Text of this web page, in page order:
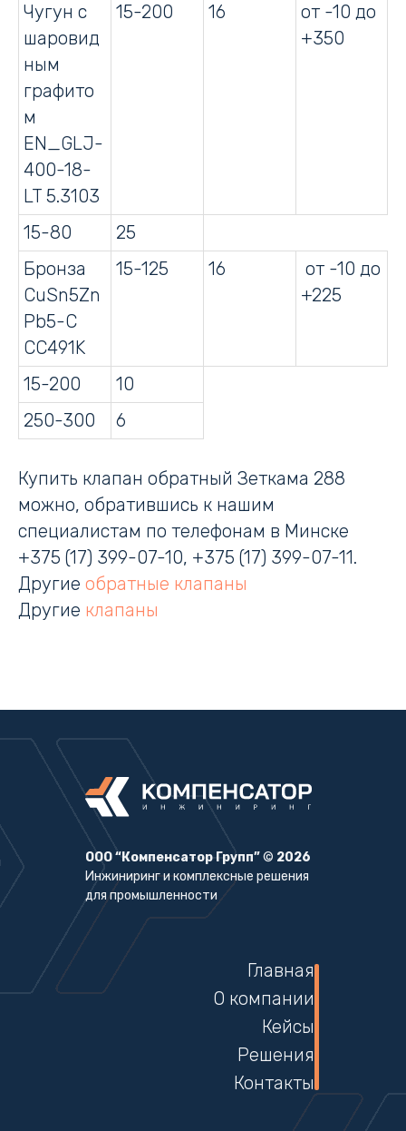
Чугун с
шаровид
ным
графито
м
EN_GLJ-
400-18-
LT 5.3103
15-200 16
от -10 до
+350
15-80
25
Бронза
CuSn5Zn
Pb5-C
CC491K
15-125 16
от -10 до
+225
15-200
10
250-300
6
Купить клапан обратный Зеткама 288
можно, обратившись к нашим
специалистам по телефонам в Минске
+375 (17) 399-07-10, +375 (17) 399-07-11.
Другие обратные клапаны
Другие клапаны
ООО “Компенсатор Групп”© 2026
Инжиниринг и комплексные решения
для промышленности
Главная
О компании
Кейсы
Решения
Контакты